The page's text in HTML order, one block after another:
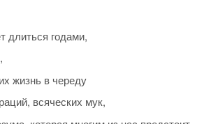
длиться годами,
жизнь в череду
всяческих мук,